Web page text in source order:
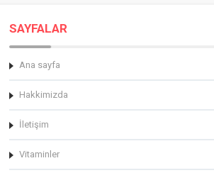
SAYFALAR
Ana sayfa
Hakkimizda
İletişim
Vitaminler